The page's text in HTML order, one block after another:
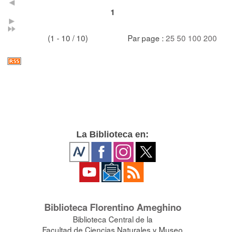
1
(1 - 10 / 10) Par page : 25 50 100 200
La Biblioteca en:
Biblioteca Florentino Ameghino
Biblioteca Central de la
Facultad de Ciencias Naturales y Museo